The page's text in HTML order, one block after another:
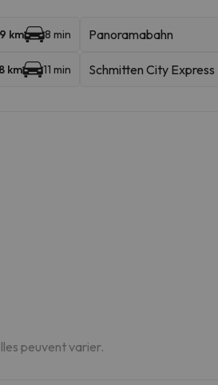
km 8 min Panoramabahn
km 11 min Schmitten City Express
peuvent varier.